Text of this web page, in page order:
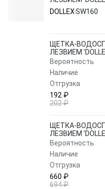
DOLLEXSW160
ЩЕТКА-
ЛЕЗВИЕМ
Вероятность
Наличие
Отгрузка
192 ₽
202 ₽
ЩЕТКА-
ЛЕЗВИЕМ
Вероятность
Наличие
Отгрузка
660 ₽
694 ₽